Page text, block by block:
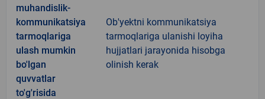
muhandislik-
kommunikatsiya
tarmoqlariga
ulash mumkin
bo'lgan
quvvatlar
to'g'risida
Ob'yektni kommunikatsiya
tarmoqlariga ulanishi loyiha
hujjatlari jarayonida hisobga
olinish kerak